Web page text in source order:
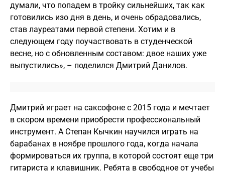
думали, что попадем в тройку сильнейших, так как
готовились изо дня в день, и очень обрадовались,
став лауреатами первой степени. Хотим и в
следующем году поучаствовать в студенческой
весне, но с обновленным составом: двое наших уже
выпустились», – поделился Дмитрий Данилов.
Дмитрий играет на саксофоне с 2015 года и мечтает
в скором времени приобрести профессиональный
инструмент. А Степан Кычкин научился играть на
барабанах в ноябре прошлого года, когда начала
формироваться их группа, в которой состоят еще три
гитариста и клавишник. Ребята в свободное от учебы